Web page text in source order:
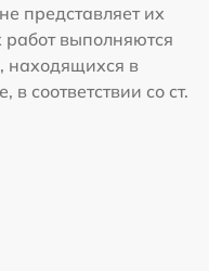
представляет их
выполняются
находящихся в
соответствии со ст.